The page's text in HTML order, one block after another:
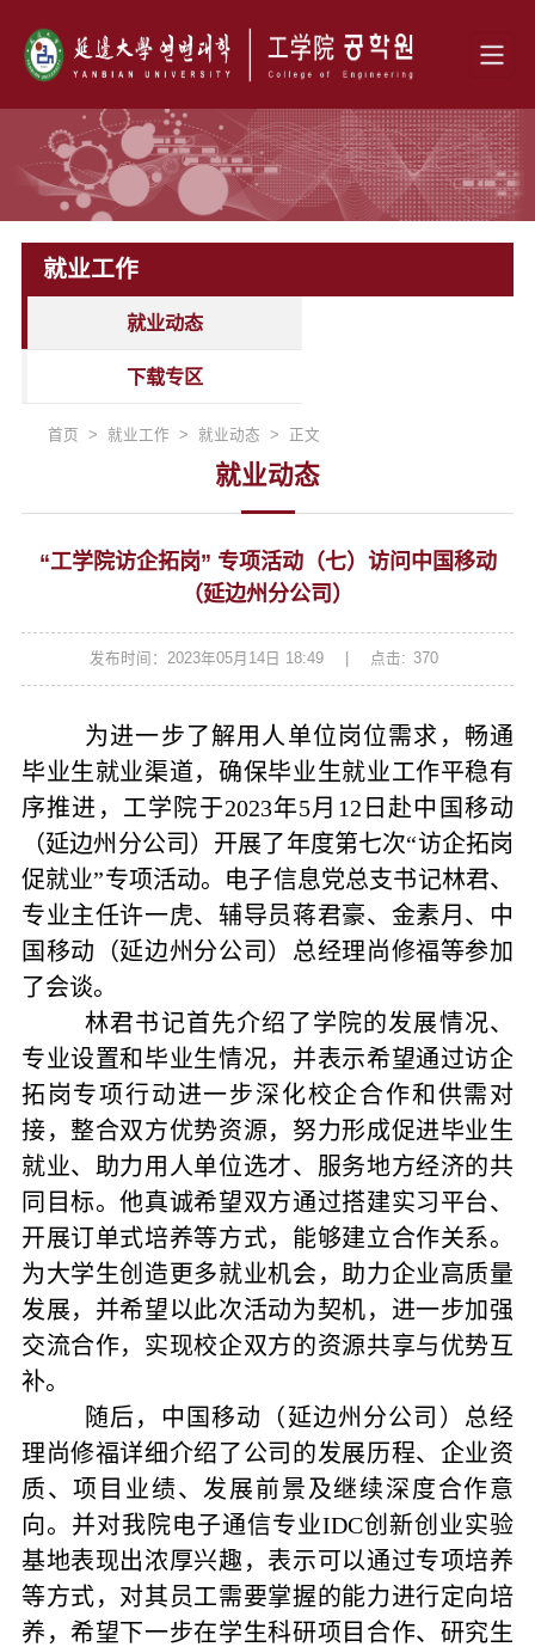
就业工作
就业动态
下载专区
首页 > 就业工作 > 就业动态 > 正文
就业动态
“工学院访企拓岗” 专项活动（七）访问中国移动
（延边州分公司）
发布时间：2023年05月14日 18:49 点击: 370
为进一步了解用人单位岗位需求，畅通
毕业生就业渠道，确保毕业生就业工作平稳有
序推进，工学院于2023年5月12日赴中国移动
（延边州分公司）开展了年度第七次“访企拓岗
促就业”专项活动。电子信息党总支书记林君、
专业主任许一虎、辅导员蒋君豪、金素月、中
国移动（延边州分公司）总经理尚修福等参加
了会谈。
林君书记首先介绍了学院的发展情况、
专业设置和毕业生情况，并表示希望通过访企
拓岗专项行动进一步深化校企合作和供需对
接，整合双方优势资源，努力形成促进毕业生
就业、助力用人单位选才、服务地方经济的共
同目标。他真诚希望双方通过搭建实习平台、
开展订单式培养等方式，能够建立合作关系。
为大学生创造更多就业机会，助力企业高质量
发展，并希望以此次活动为契机，进一步加强
交流合作，实现校企双方的资源共享与优势互
补。
随后，中国移动（延边州分公司）总经
理尚修福详细介绍了公司的发展历程、企业资
质、项目业绩、发展前景及继续深度合作意
向。并对我院电子通信专业IDC创新创业实验
基地表现出浓厚兴趣，表示可以通过专项培养
等方式，对其员工需要掌握的能力进行定向培
养，希望下一步在学生科研项目合作、研究生